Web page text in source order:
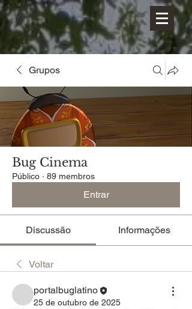
Grupos
Bug Cinema
Público · 89 membros
Entrar
Discussão Informações
Voltar
portalbuglatino
25 de outubro de 2025